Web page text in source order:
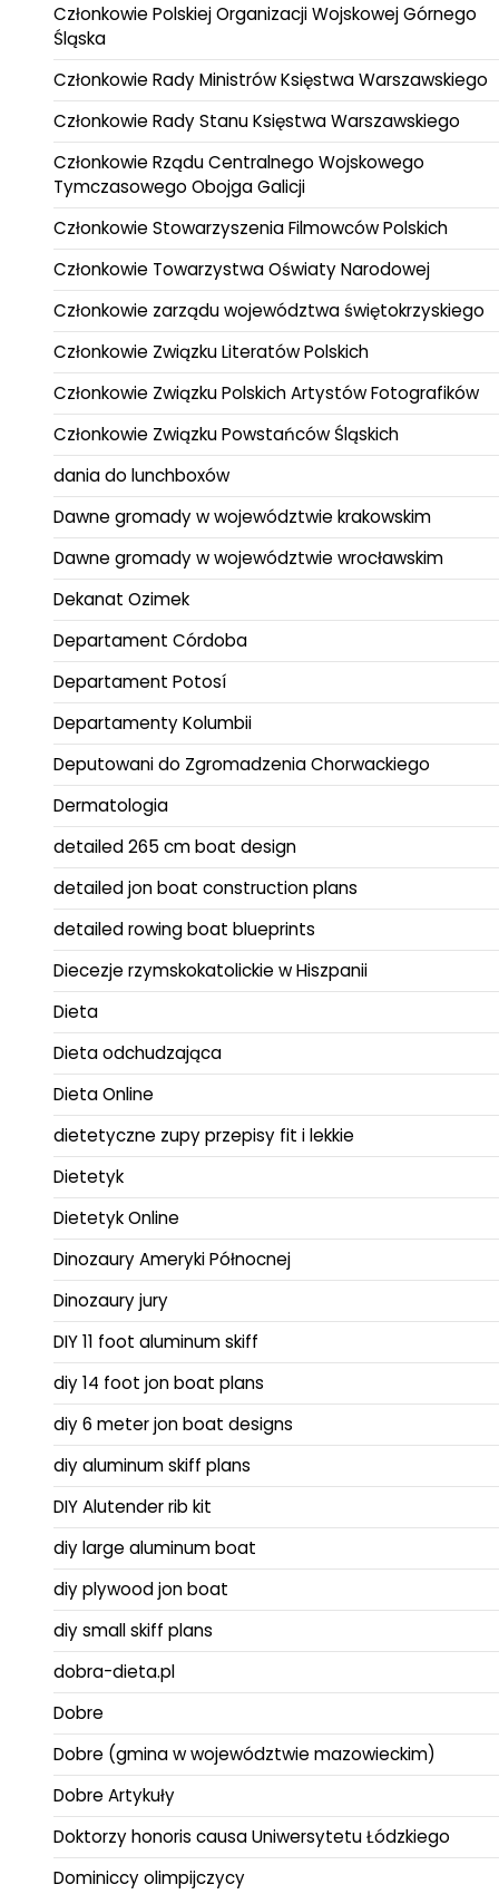
Członkowie Polskiej Organizacji Wojskowej Górnego
Śląska
Członkowie Rady Ministrów Księstwa Warszawskiego
Członkowie Rady Stanu Księstwa Warszawskiego
Członkowie Rządu Centralnego Wojskowego
Tymczasowego Obojga Galicji
Członkowie Stowarzyszenia Filmowców Polskich
Członkowie Towarzystwa Oświaty Narodowej
Członkowie zarządu województwa świętokrzyskiego
Członkowie Związku Literatów Polskich
Członkowie Związku Polskich Artystów Fotografików
Członkowie Związku Powstańców Śląskich
dania do lunchboxów
Dawne gromady w województwie krakowskim
Dawne gromady w województwie wrocławskim
Dekanat Ozimek
Departament Córdoba
Departament Potosí
Departamenty Kolumbii
Deputowani do Zgromadzenia Chorwackiego
Dermatologia
detailed 265 cm boat design
detailed jon boat construction plans
detailed rowing boat blueprints
Diecezje rzymskokatolickie w Hiszpanii
Dieta
Dieta odchudzająca
Dieta Online
dietetyczne zupy przepisy fit i lekkie
Dietetyk
Dietetyk Online
Dinozaury Ameryki Północnej
Dinozaury jury
DIY 11 foot aluminum skiff
diy 14 foot jon boat plans
diy 6 meter jon boat designs
diy aluminum skiff plans
DIY Alutender rib kit
diy large aluminum boat
diy plywood jon boat
diy small skiff plans
dobra-dieta.pl
Dobre
Dobre (gmina w województwie mazowieckim)
Dobre Artykuły
Doktorzy honoris causa Uniwersytetu Łódzkiego
Dominiccy olimpijczycy